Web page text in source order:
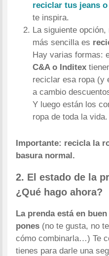
reciclar tus jeans
te inspira.
La siguiente
más sencilla es
Hay varias formas:
C&A o Inditex
reciclar esa ropa (y
a cambio
Y luego están los
ropa de toda la vida.
Importante: recicla la
basura normal.
2. El estado de la
¿Qué hago ahora?
La prenda está en
pones (no te gusta, no
cómo combinarla…) Te
tienes para darle una